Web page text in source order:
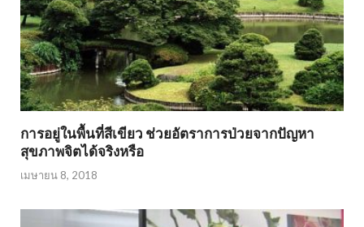
การอยู่ในพื้นที่สีเขียว ช่วยอัตราการป่วยจากปัญหา
สุขภาพจิตได้จริงหรือ
เมษายน 8, 2018